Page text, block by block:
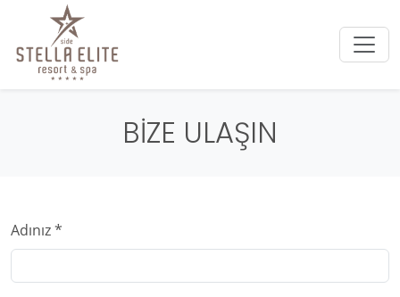
BİZE ULAŞIN
Adınız *